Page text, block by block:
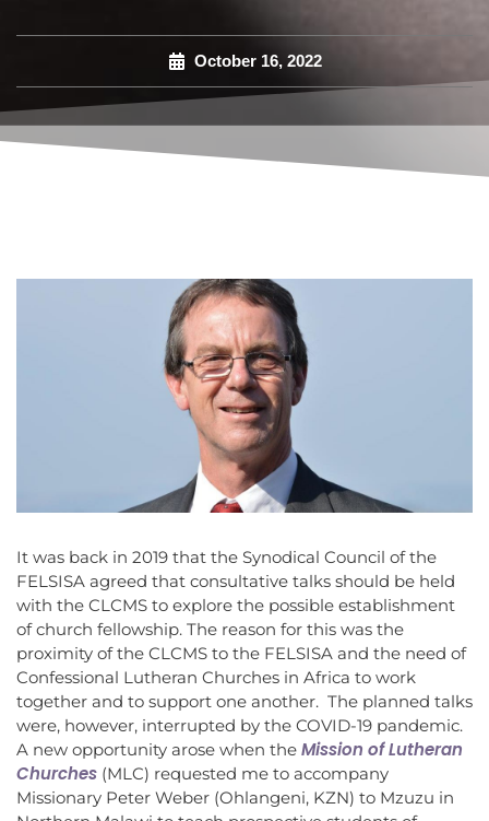
October 16, 2022
It was back in 2019 that the Synodical Council of the
FELSISA agreed that consultative talks should be held
with the CLCMS to explore the possible establishment
of church fellowship. The reason for this was the
proximity of the CLCMS to the FELSISA and the need of
Confessional Lutheran Churches in Africa to work
together and to support one another. The planned talks
were, however, interrupted by the COVID-19 pandemic.
A new opportunity arose when the Mission of Lutheran
Churches (MLC) requested me to accompany
Missionary Peter Weber (Ohlangeni, KZN) to Mzuzu in